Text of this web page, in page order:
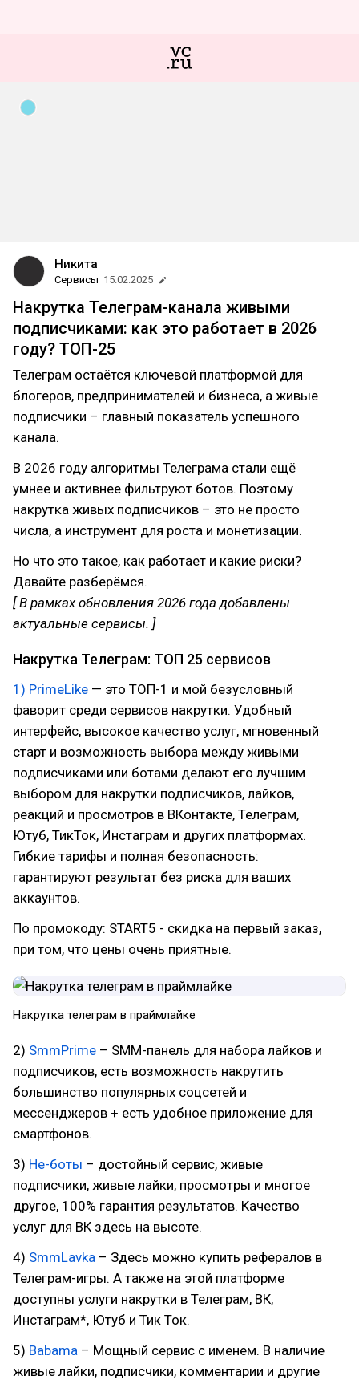
Никита
Сервисы 15.02.2025
Накрутка Телеграм-канала живыми
подписчиками: как это работает в 2026
году? ТОП-25
Телеграм остаётся ключевой платформой для
блогеров, предпринимателей и бизнеса, а живые
подписчики – главный показатель успешного
канала.
В 2026 году алгоритмы Телеграма стали ещё
умнее и активнее фильтруют ботов. Поэтому
накрутка живых подписчиков – это не просто
числа, а инструмент для роста и монетизации.
Но что это такое, как работает и какие риски?
Давайте разберёмся.
[ В рамках обновления 2026 года добавлены
актуальные сервисы. ]
Накрутка Телеграм: ТОП 25 сервисов
1) PrimeLike — это ТОП-1 и мой безусловный
фаворит среди сервисов накрутки. Удобный
интерфейс, высокое качество услуг, мгновенный
старт и возможность выбора между живыми
подписчиками или ботами делают его лучшим
выбором для накрутки подписчиков, лайков,
реакций и просмотров в ВКонтакте, Телеграм,
Ютуб, ТикТок, Инстаграм и других платформах.
Гибкие тарифы и полная безопасность:
гарантируют результат без риска для ваших
аккаунтов.
По промокоду: START5 - скидка на первый заказ,
при том, что цены очень приятные.
Накрутка телеграм в праймлайке
2) SmmPrime – SMM-панель для набора лайков и
подписчиков, есть возможность накрутить
большинство популярных соцсетей и
мессенджеров + есть удобное приложение для
смартфонов.
3) Не-боты – достойный сервис, живые
подписчики, живые лайки, просмотры и многое
другое, 100% гарантия результатов. Качество
услуг для ВК здесь на высоте.
4) SmmLavka – Здесь можно купить рефералов в
Телеграм-игры. А также на этой платформе
доступны услуги накрутки в Телеграм, ВК,
Инстаграм*, Ютуб и Тик Ток.
5) Babama – Мощный сервис с именем. В наличие
живые лайки, подписчики, комментарии и другие